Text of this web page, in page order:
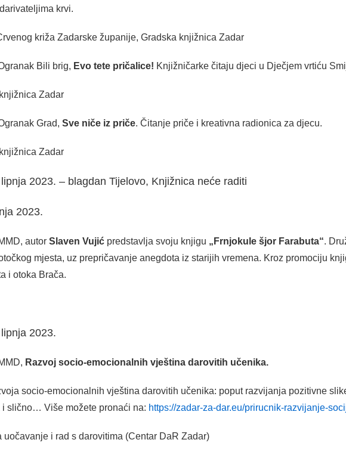
krvi.
križa Zadarske županije, Gradska knjižnica Zadar
Bili brig, Evo tete pričalice! Knjižničarke čitaju djeci u Dječjem vrtiću
Zadar
Grad, Sve niče iz priče. Čitanje priče i kreativna radionica za djecu.
Zadar
2023. – blagdan Tijelovo, Knjižnica neće raditi
2023.
autor Slaven Vujić predstavlja svoju knjigu „Frnjokule šjor Farabuta“.
mjesta, uz prepričavanje anegdota iz starijih vremena. Kroz promociju
i otoka Brača.
2023.
Razvoj socio-emocionalnih vještina darovitih učenika.
socio-emocionalnih vještina darovitih učenika: poput razvijanja pozitivne
i slično… Više možete pronaći na: https://zadar-za-dar.eu/prirucnik-razvijanje-
uočavanje i rad s darovitima (Centar DaR Zadar)